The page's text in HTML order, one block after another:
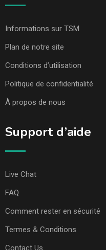
Informations sur TSM
Plan de notre site
Conditions d’utilisation
Politique de confidentialité
À propos de nous
Support d’aide
Live Chat
FAQ
Comment rester en sécurité
Termes & Conditions
Contact Us